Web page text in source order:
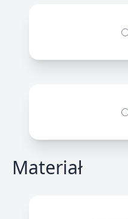
Materiał